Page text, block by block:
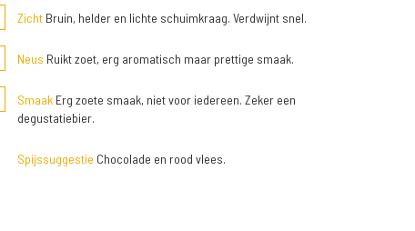
ZichtBruin, helder en lichte schuimkraag. Verdwijnt snel.
Neus Ruikt zoet, erg aromatisch maar prettige smaak.
SmaakErg zoete smaak, niet voor iedereen. Zeker een
degustatiebier.
Spijssuggestie Chocolade en rood vlees.